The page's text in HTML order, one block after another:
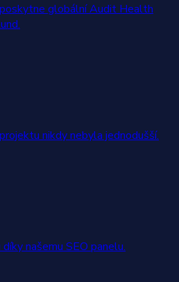
globální Audit Health
nikdy nebyla jednodušší.
našemu SEO panelu.